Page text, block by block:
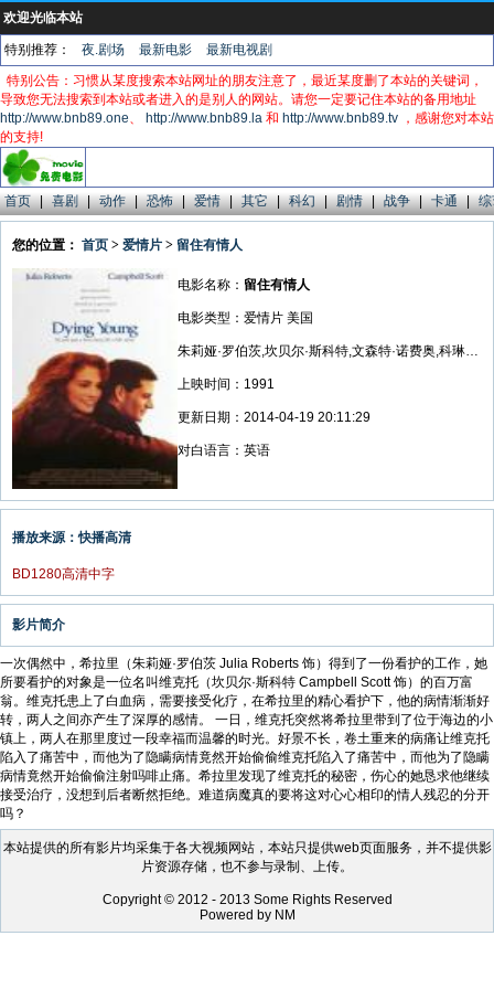
欢迎光临本站
特别推荐： 夜.剧场 最新电影
最新电视剧
特别公告：习惯从某度搜索本站网址的朋友注意了，最近某度删了本站的关键词，
导致您无法搜索到本站或者进入的是别人的网站。请您一定要记住本站的备用地址
http://www.bnb89.one、 http://www.bnb89.la 和 http://www.bnb89.tv ，感谢您对本站
的支持!
首页 | 喜剧 | 动作 | 恐怖 | 爱情 | 其它 | 科幻 | 剧情 | 战争 | 卡通 |
您的位置： 首页 > 爱情片 > 留住有情人
电影名称： 留住有情人
电影类型：爱情片 美国
朱莉娅·罗伯茨,坎贝尔·斯科特,文森特·诺费奥,科琳·杜赫斯
上映时间：1991
更新日期：2014-04-19 20:11:29
对白语言：英语
播放来源：快播高清
BD1280高清中字
影片简介
一次偶然中，希拉里（朱莉娅·罗伯茨 Julia Roberts 饰）得到了一份看护的工作，她
所要看护的对象是一位名叫维克托（坎贝尔·斯科特 Campbell Scott 饰）的百万富
翁。维克托患上了白血病，需要接受化疗，在希拉里的精心看护下，他的病情渐渐好
转，两人之间亦产生了深厚的感情。 一日，维克托突然将希拉里带到了位于海边的小
镇上，两人在那里度过一段幸福而温馨的时光。好景不长，卷土重来的病痛让维克托
陷入了痛苦中，而他为了隐瞒病情竟然开始偷偷维克托陷入了痛苦中，而他为了隐瞒
病情竟然开始偷偷注射吗啡止痛。希拉里发现了维克托的秘密，伤心的她恳求他继续
接受治疗，没想到后者断然拒绝。难道病魔真的要将这对心心相印的情人残忍的分开
吗？
本站提供的所有影片均采集于各大视频网站，本站只提供web页面服务，并不提供影
片资源存储，也不参与录制、上传。
Copyright © 2012 - 2013 Some Rights Reserved
Powered by NM